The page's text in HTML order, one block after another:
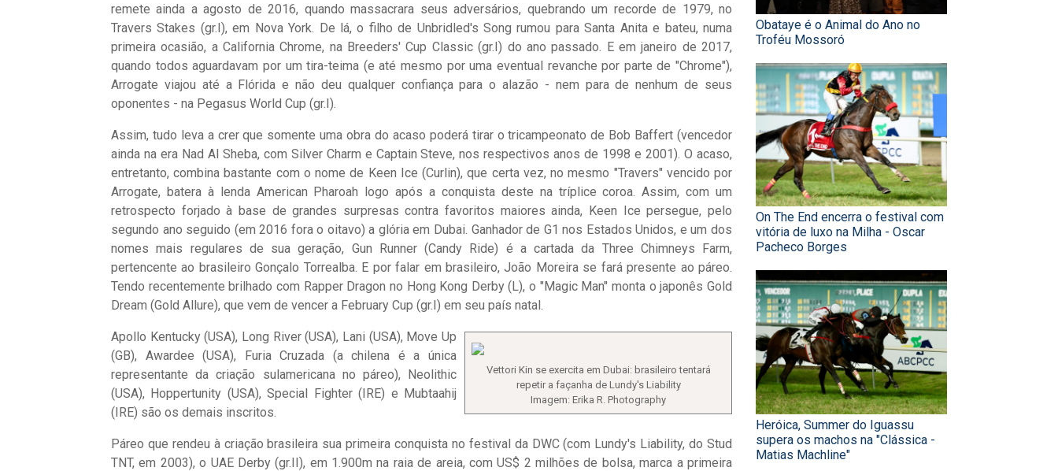
remete ainda a agosto de 2016, quando massacrara seus adversários, quebrando um recorde de 1979, no
Travers Stakes (gr.I), em Nova York. De lá, o filho de Unbridled's Song rumou para Santa Anita e bateu, numa
primeira ocasião, a California Chrome, na Breeders' Cup Classic (gr.I) do ano passado. E em janeiro de 2017,
quando todos aguardavam por um tira-teima (e até mesmo por uma eventual revanche por parte de "Chrome"),
Arrogate viajou até a Flórida e não deu qualquer confiança para o alazão - nem para de nenhum de seus
oponentes - na Pegasus World Cup (gr.I).
Assim, tudo leva a crer que somente uma obra do acaso poderá tirar o tricampeonato de Bob Baffert (vencedor
ainda na era Nad Al Sheba, com Silver Charm e Captain Steve, nos respectivos anos de 1998 e 2001). O acaso,
entretanto, combina bastante com o nome de Keen Ice (Curlin), que certa vez, no mesmo "Travers" vencido por
Arrogate, batera à lenda American Pharoah logo após a conquista deste na tríplice coroa. Assim, com um
retrospecto forjado à base de grandes surpresas contra favoritos maiores ainda, Keen Ice persegue, pelo
segundo ano seguido (em 2016 fora o oitavo) a glória em Dubai. Ganhador de G1 nos Estados Unidos, e um dos
nomes mais regulares de sua geração, Gun Runner (Candy Ride) é a cartada da Three Chimneys Farm,
pertencente ao brasileiro Gonçalo Torrealba. E por falar em brasileiro, João Moreira se fará presente ao páreo.
Tendo recentemente brilhado com Rapper Dragon no Hong Kong Derby (L), o "Magic Man" monta o japonês Gold
Dream (Gold Allure), que vem de vencer a February Cup (gr.I) em seu país natal.
Vettori Kin se exercita em Dubai: brasileiro tentará
repetir a façanha de Lundy's Liability
Imagem: Erika R. Photography
Apollo Kentucky (USA), Long River (USA), Lani (USA), Move Up
(GB), Awardee (USA), Furia Cruzada (a chilena é a única
representante da criação sulamericana no páreo), Neolithic
(USA), Hoppertunity (USA), Special Fighter (IRE) e Mubtaahij
(IRE) são os demais inscritos.
Páreo que rendeu à criação brasileira sua primeira conquista no festival da DWC (com Lundy's Liability, do Stud
TNT, em 2003), o UAE Derby (gr.II), em 1.900m na raia de areia, com US$ 2 milhões de bolsa, marca a primeira
Obataye é o Animal do Ano no
Troféu Mossoró
On The End encerra o festival com
vitória de luxo na Milha - Oscar
Pacheco Borges
Heróica, Summer do Iguassu
supera os machos na "Clássica -
Matias Machline"